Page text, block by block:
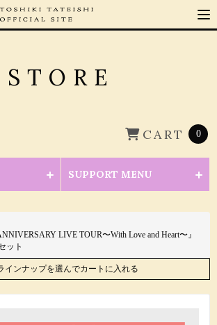
STORE
CART 0
SUPPORT MENU
LIVE TOUR〜With Love and Heart〜』
ット
インナップを選んでカートに入れる